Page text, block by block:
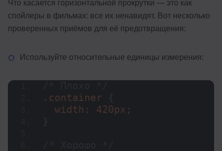
Что касается горизонтальной прокрутки — это как
спойлеры в фильмах: все их ненавидят. Вот несколько
проверенных приёмов для её предотвращения:
Используйте относительные единицы измерения:
.container
  width: 420px;